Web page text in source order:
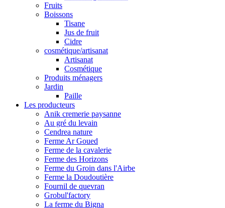
Fruits
Boissons
Tisane
Jus de fruit
Cidre
cosmétique/artisanat
Artisanat
Cosmétique
Produits ménagers
Jardin
Paille
Les producteurs
Anik cremerie paysanne
Au gré du levain
Cendrea nature
Ferme Ar Goued
Ferme de la cavalerie
Ferme des Horizons
Ferme du Groin dans l'Airbe
Ferme la Doudoutière
Fournil de quevran
Grobul'factory
La ferme du Bigna